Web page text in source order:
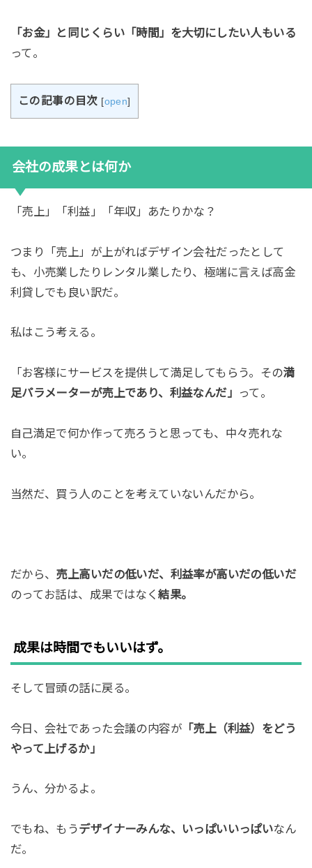
「お金」と同じくらい「時間」を大切にしたい人もいる
って。
この記事の目次 [open]
会社の成果とは何か
「売上」「利益」「年収」あたりかな？
つまり「売上」が上がればデザイン会社だったとして
も、小売業したりレンタル業したり、極端に言えば高金
利貸しでも良い訳だ。
私はこう考える。
「お客様にサービスを提供して満足してもらう。その満
足パラメーターが売上であり、利益なんだ」
って。
自己満足で何か作って売ろうと思っても、中々売れな
い。
当然だ、買う人のことを考えていないんだから。
だから、 売上高いだの低いだ、利益率が高いだの低いだ
のってお話は、成果ではなく結果。
成果は時間でもいいはず。
そして冒頭の話に戻る。
今日、会社であった会議の内容が 「売上（利益）をどう
やって上げるか」
うん、分かるよ。
でもね、もうデザイナーみんな、いっぱいいっぱいなん
だ。